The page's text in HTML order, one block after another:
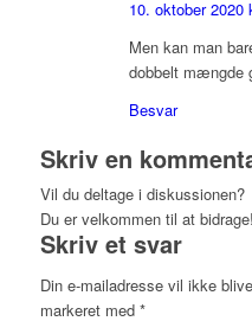
10. oktober 2020
Men kan man
dobbelt mængde
Besvar
Skriv en
Vil du deltage i diskussionen?
Du er velkommen til at bidrage!
Skriv et svar
Din e-mailadresse vil ikke
markeret med *